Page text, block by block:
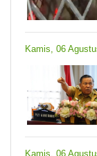
Kamis, 06
Kamis, 06